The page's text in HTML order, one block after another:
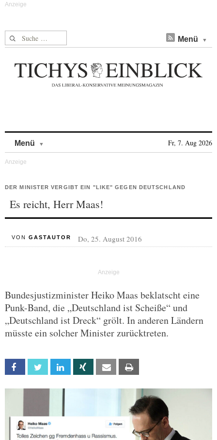
Suche nach: Menü
Menü Fr, 7. Aug 2026
DER MINISTER VERGIBT EIN "LIKE" GEGEN DEUTSCHLAND
Es reicht, Herr Maas!
VON GASTAUTOR Do, 25. August 2016
Bundesjustizminister Heiko Maas beklatscht eine
Punk-Band, die „Deutschland ist Scheiße“ und
„Deutschland ist Dreck“ grölt. In anderen Ländern
müsste ein solcher Minister zurücktreten.
Facebook Twitter Linkedin Xing Email